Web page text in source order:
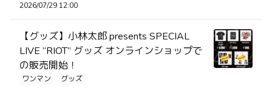
2026/07/29 12:00
【グッズ】小林太郎 presents SPECIAL
LIVE “RIOT” グッズ オンラインショップで
の販売開始！
ワンマン
グッズ